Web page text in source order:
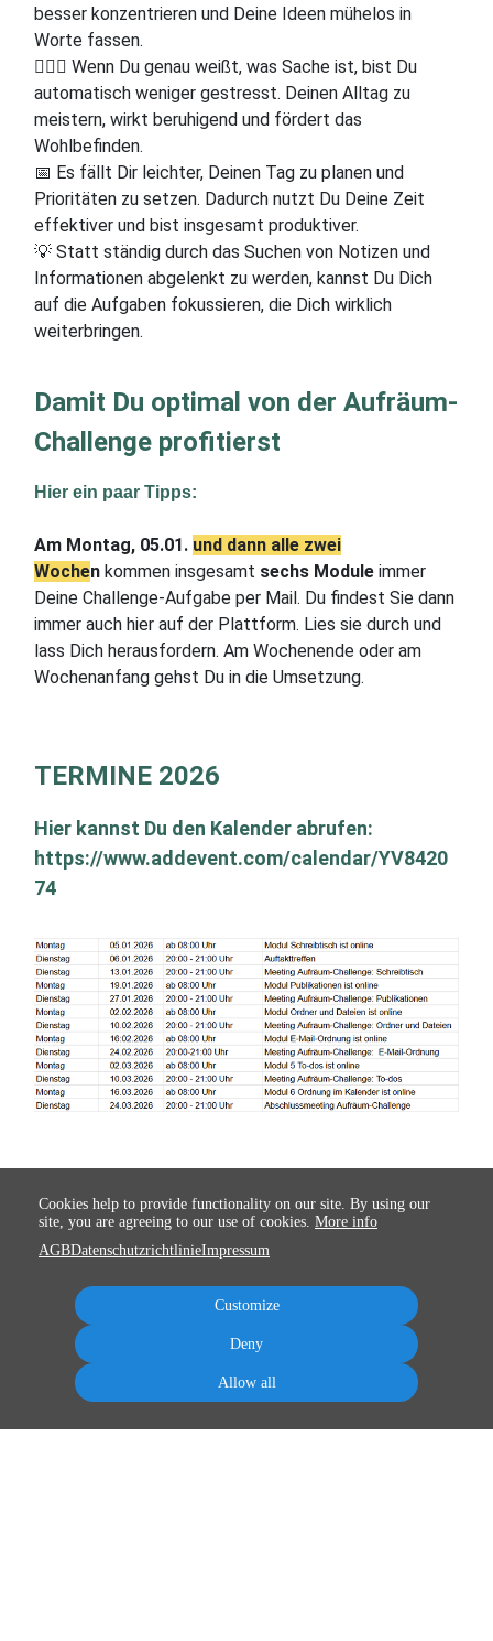
besser konzentrieren und Deine Ideen mühelos in
Worte fassen.
🧘🏻‍♂️ Wenn Du genau weißt, was Sache ist, bist Du
automatisch weniger gestresst. Deinen Alltag zu
meistern, wirkt beruhigend und fördert das
Wohlbefinden.
📅 Es fällt Dir leichter, Deinen Tag zu planen und
Prioritäten zu setzen. Dadurch nutzt Du Deine Zeit
effektiver und bist insgesamt produktiver.
💡 Statt ständig durch das Suchen von Notizen und
Informationen abgelenkt zu werden, kannst Du Dich
auf die Aufgaben fokussieren, die Dich wirklich
weiterbringen.
Damit Du optimal von der Aufräum-
Challenge profitierst
Hier ein paar Tipps:
Am Montag, 05.01. und dann alle zwei
Wochen kommen insgesamt sechs Module immer
Deine Challenge-Aufgabe per Mail. Du findest Sie dann
immer auch hier auf der Plattform. Lies sie durch und
lass Dich herausfordern. Am Wochenende oder am
Wochenanfang gehst Du in die Umsetzung.
TERMINE 2026
Hier kannst Du den Kalender abrufen:
https://www.addevent.com/calendar/YV8420
74
Cookies help to provide functionality on our site. By using our
site, you are agreeing to our use of cookies. More info
AGBDatenschutzrichtlinieImpressum
Customize
Deny
Allow all